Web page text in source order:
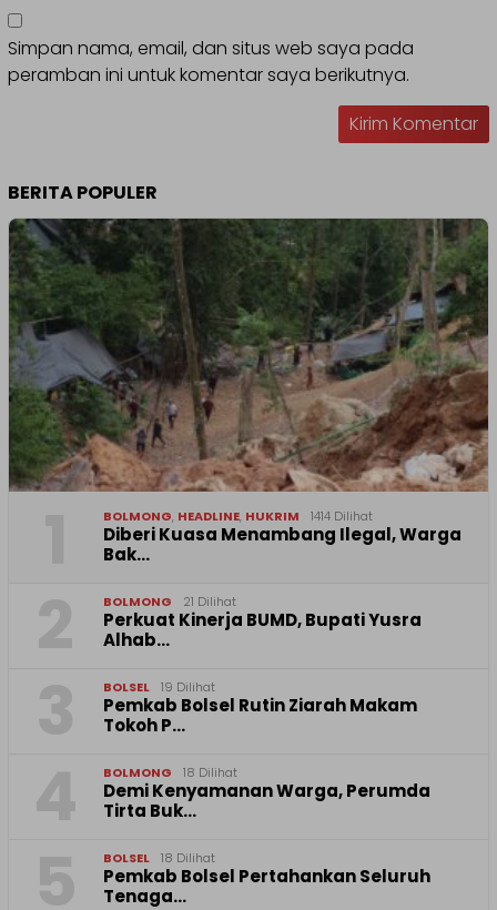
Simpan nama, email, dan situs web saya pada
peramban ini untuk komentar saya berikutnya.
BERITA POPULER
BOLMONG, HEADLINE, HUKRIM 1414 Dilihat
Diberi Kuasa Menambang Ilegal, Warga
Bak…
BOLMONG 21 Dilihat
Perkuat Kinerja BUMD, Bupati Yusra
Alhab…
BOLSEL 19 Dilihat
Pemkab Bolsel Rutin Ziarah Makam
Tokoh P…
BOLMONG 18 Dilihat
Demi Kenyamanan Warga, Perumda
Tirta Buk…
BOLSEL 18 Dilihat
Pemkab Bolsel Pertahankan Seluruh
Tenaga…